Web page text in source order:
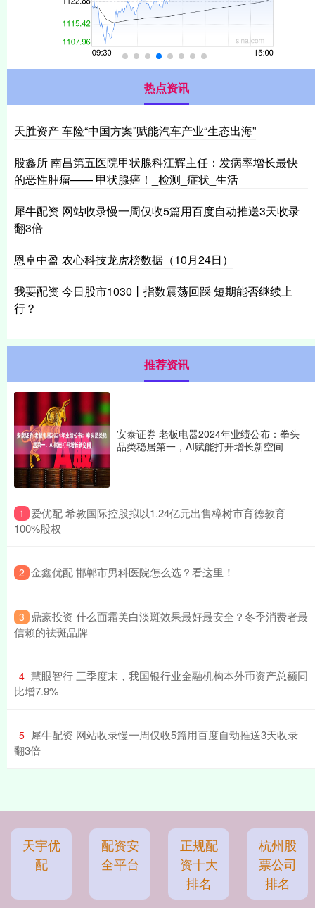
热点资讯
天胜资产 车险“中国方案”赋能汽车产业“生态出海”
股鑫所 南昌第五医院甲状腺科江辉主任：发病率增长最快
的恶性肿瘤—— 甲状腺癌！_检测_症状_生活
犀牛配资 网站收录慢一周仅收5篇用百度自动推送3天收录
翻3倍
恩卓中盈 农心科技龙虎榜数据（10月24日）
我要配资 今日股市1030丨指数震荡回踩 短期能否继续上
行？
推荐资讯
安泰证券 老板电器2024年业绩公布：拳头
品类稳居第一，AI赋能打开增长新空间
1
​爱优配 希教国际控股拟以1.24亿元出售樟树市育德教育
100%股权
2 ​金鑫优配 邯郸市男科医院怎么选？看这里！
3 ​鼎豪投资 什么面霜美白淡斑效果最好最安全？冬季消费者最
信赖的祛斑品牌
4 ​慧眼智行 三季度末，我国银行业金融机构本外币资产总额同
比增7.9%
5 ​犀牛配资 网站收录慢一周仅收5篇用百度自动推送3天收录
翻3倍
天宇优
配
配资安
全平台
正规配
资十大
排名
杭州股
票公司
排名